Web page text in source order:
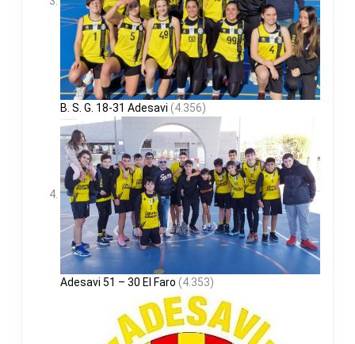
B. S. G. 18-31 Adesavi (4.356)
Adesavi 51 – 30 El Faro (4.353)